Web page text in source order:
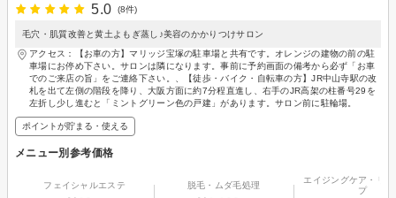
5.0
(8件)
毛穴・肌質改善と黄土よもぎ蒸し♪美容のかかりつけサロン
アクセス：【お車の方】マリッジ宝塚の駐車場と共有です。オレンジの建物の前の駐
車場にお停め下さい。サロンは隣になります。事前に予約画面の備考から必ず「お車
でのご来店の旨」をご連絡下さい。、【徒歩・バイク・自転車の方】JR中山寺駅の改
札を出て左側の階段を降り、大阪方面に約7分程直進し、右手のJR高架の柱番号29を
左折し少し進むと「ミントグリーン色の戸建」があります。サロン前に駐輪場。
ポイントが貯まる・使える
メニュー別参考価格
フェイシャルエステ 脱毛・ムダ毛処理
エイジングケア・リ
プ